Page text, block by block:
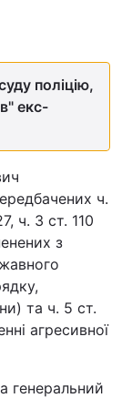
поліцію,
екс-
ч.
ч. 3 ст. 110
з
та ч. 5 ст.
агресивної
генеральний